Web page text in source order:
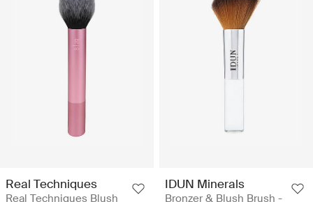
Real Techniques
Real Techniques Blush
IDUN Minerals
Bronzer & Blush Brush -